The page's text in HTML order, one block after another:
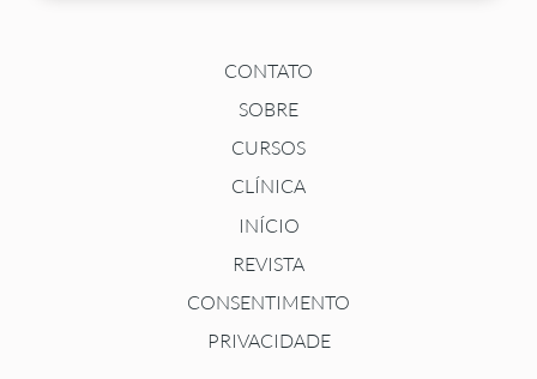
CONTATO
SOBRE
CURSOS
CLÍNICA
INÍCIO
REVISTA
CONSENTIMENTO
PRIVACIDADE